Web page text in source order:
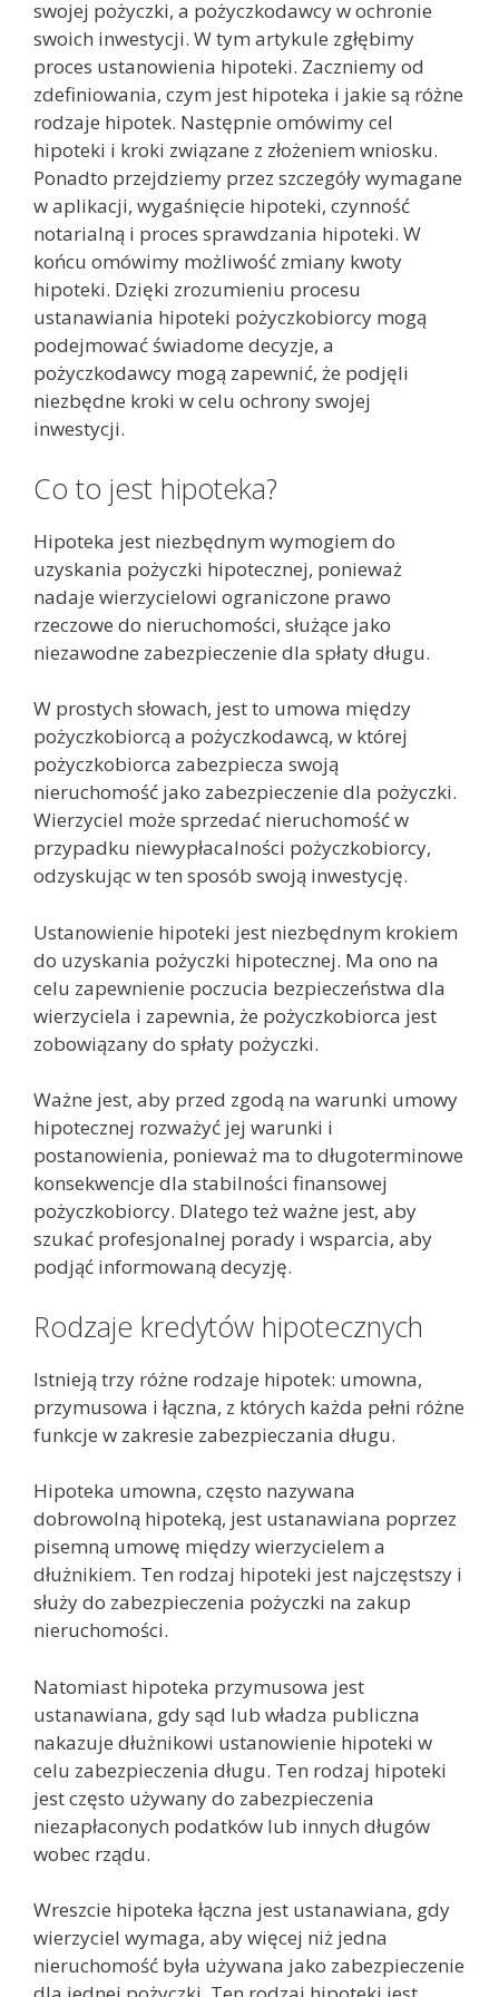
swojej pożyczki, a pożyczkodawcy w ochronie
swoich inwestycji. W tym artykule zgłębimy
proces ustanowienia hipoteki. Zaczniemy od
zdefiniowania, czym jest hipoteka i jakie są różne
rodzaje hipotek. Następnie omówimy cel
hipoteki i kroki związane z złożeniem wniosku.
Ponadto przejdziemy przez szczegóły wymagane
w aplikacji, wygaśnięcie hipoteki, czynność
notarialną i proces sprawdzania hipoteki. W
końcu omówimy możliwość zmiany kwoty
hipoteki. Dzięki zrozumieniu procesu
ustanawiania hipoteki pożyczkobiorcy mogą
podejmować świadome decyzje, a
pożyczkodawcy mogą zapewnić, że podjęli
niezbędne kroki w celu ochrony swojej
inwestycji.
Co to jest hipoteka?
Hipoteka jest niezbędnym wymogiem do
uzyskania pożyczki hipotecznej, ponieważ
nadaje wierzycielowi ograniczone prawo
rzeczowe do nieruchomości, służące jako
niezawodne zabezpieczenie dla spłaty długu.
W prostych słowach, jest to umowa między
pożyczkobiorcą a pożyczkodawcą, w której
pożyczkobiorca zabezpiecza swoją
nieruchomość jako zabezpieczenie dla pożyczki.
Wierzyciel może sprzedać nieruchomość w
przypadku niewypłacalności pożyczkobiorcy,
odzyskując w ten sposób swoją inwestycję.
Ustanowienie hipoteki jest niezbędnym krokiem
do uzyskania pożyczki hipotecznej. Ma ono na
celu zapewnienie poczucia bezpieczeństwa dla
wierzyciela i zapewnia, że pożyczkobiorca jest
zobowiązany do spłaty pożyczki.
Ważne jest, aby przed zgodą na warunki umowy
hipotecznej rozważyć jej warunki i
postanowienia, ponieważ ma to długoterminowe
konsekwencje dla stabilności finansowej
pożyczkobiorcy. Dlatego też ważne jest, aby
szukać profesjonalnej porady i wsparcia, aby
podjąć informowaną decyzję.
Rodzaje kredytów hipotecznych
Istnieją trzy różne rodzaje hipotek: umowna,
przymusowa i łączna, z których każda pełni różne
funkcje w zakresie zabezpieczania długu.
Hipoteka umowna, często nazywana
dobrowolną hipoteką, jest ustanawiana poprzez
pisemną umowę między wierzycielem a
dłużnikiem. Ten rodzaj hipoteki jest najczęstszy i
służy do zabezpieczenia pożyczki na zakup
nieruchomości.
Natomiast hipoteka przymusowa jest
ustanawiana, gdy sąd lub władza publiczna
nakazuje dłużnikowi ustanowienie hipoteki w
celu zabezpieczenia długu. Ten rodzaj hipoteki
jest często używany do zabezpieczenia
niezapłaconych podatków lub innych długów
wobec rządu.
Wreszcie hipoteka łączna jest ustanawiana, gdy
wierzyciel wymaga, aby więcej niż jedna
nieruchomość była używana jako zabezpieczenie